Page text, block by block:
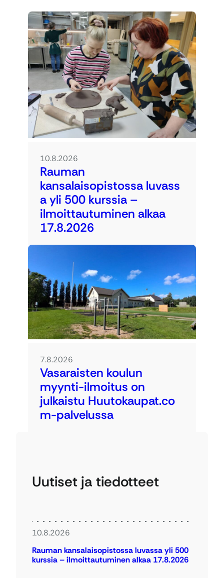
10.8.2026
Rauman
kansalaisopistossa luvass
a yli 500 kurssia –
ilmoittautuminen alkaa
17.8.2026
7.8.2026
Vasaraisten koulun
myynti-ilmoitus on
julkaistu Huutokaupat.co
m-palvelussa
Uutiset ja tiedotteet
10.8.2026
Rauman kansalaisopistossa luvassa yli 500
kurssia – ilmoittautuminen alkaa 17.8.2026